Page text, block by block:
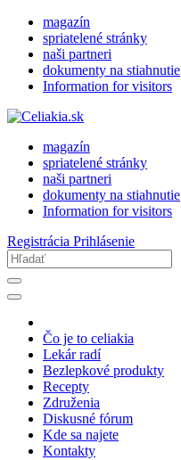
magazín
spriatelené stránky
naši partneri
dokumenty na stiahnutie
Information for visitors
magazín
spriatelené stránky
naši partneri
dokumenty na stiahnutie
Information for visitors
Registrácia Prihlásenie
Čo je to celiakia
Lekár radí
Bezlepkové produkty
Recepty
Združenia
Diskusné fórum
Kde sa najete
Kontakty